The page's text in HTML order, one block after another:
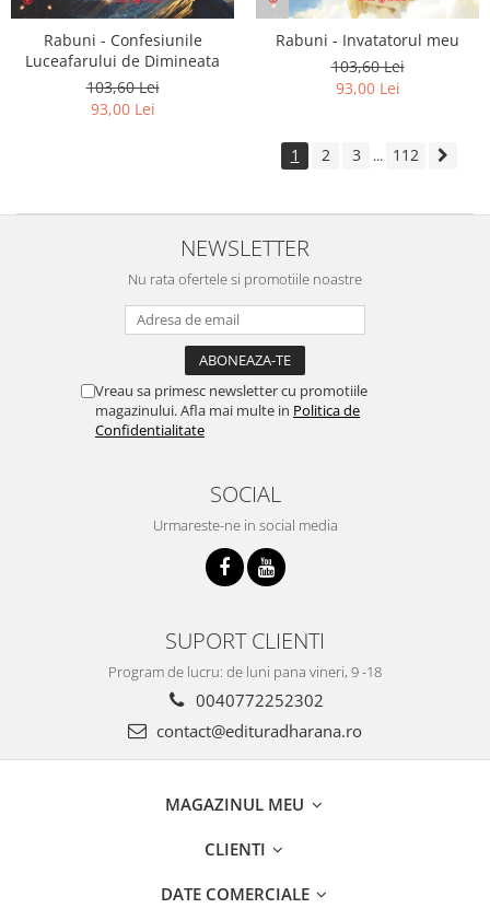
Rabuni - Confesiunile
Luceafarului de Dimineata
103,60 Lei
93,00 Lei
Rabuni - Invatatorul meu
103,60 Lei
93,00 Lei
1 2 3 ... 112
NEWSLETTER
Nu rata ofertele si promotiile noastre
Vreau sa primesc newsletter cu promotiile
magazinului. Afla mai multe in Politica de
Confidentialitate
SOCIAL
Urmareste-ne in social media
SUPORT CLIENTI
Program de lucru: de luni pana vineri, 9 -18
0040772252302
contact@edituradharana.ro
MAGAZINUL MEU
CLIENTI
DATE COMERCIALE